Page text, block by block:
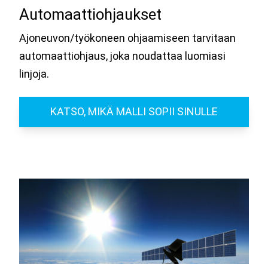
Automaattiohjaukset
Ajoneuvon/työkoneen ohjaamiseen tarvitaan
automaattiohjaus, joka noudattaa luomiasi
linjoja.
KATSO, MIKÄ MALLI SOPII SINULLE